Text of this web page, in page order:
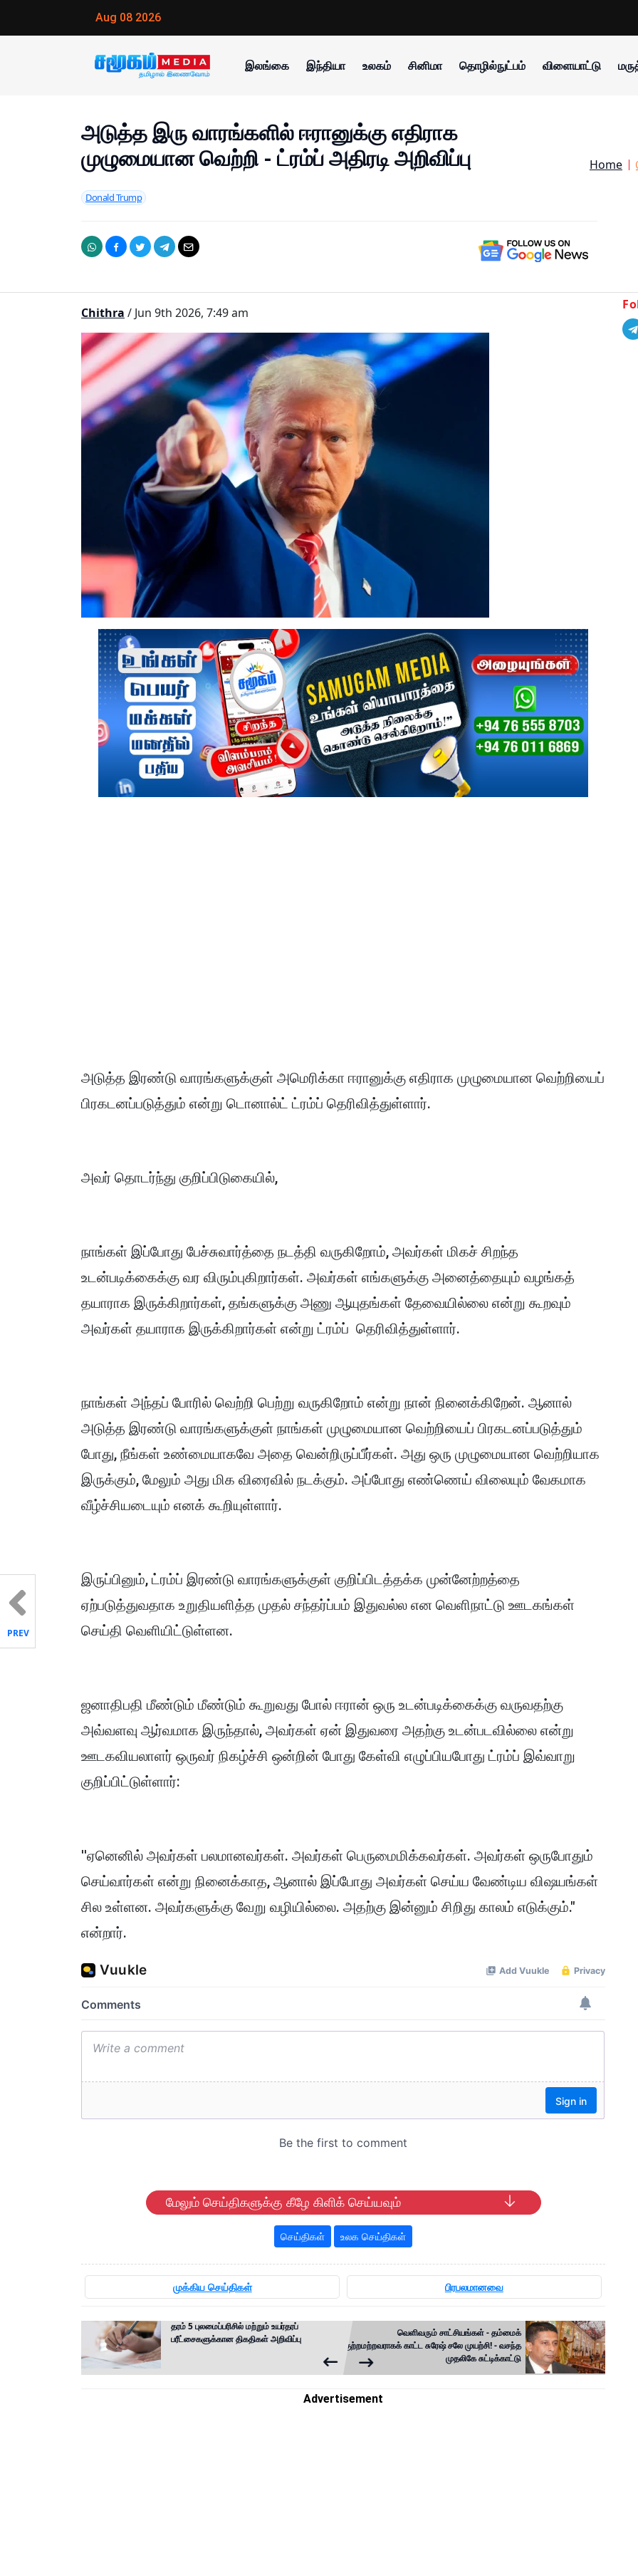
Aug 08 2026
இலங்கை இந்தியா உலகம் சினிமா தொழில்நுட்பம் விளையாட்டு
அடுத்த இரு வாரங்களில் ஈரானுக்கு எதிராக
முழுமையான வெற்றி - ட்ரம்ப் அதிரடி அறிவிப்பு
Donald Trump
Home
Chithra / Jun 9th 2026, 7:49 am
அடுத்த இரண்டு வாரங்களுக்குள் அமெரிக்கா ஈரானுக்கு எதிராக முழுமையான வெற்றியைப்
பிரகடனப்படுத்தும் என்று டொனால்ட் ட்ரம்ப் தெரிவித்துள்ளார்.
அவர் தொடர்ந்து குறிப்பிடுகையில்,
நாங்கள் இப்போது பேச்சுவார்த்தை நடத்தி வருகிறோம், அவர்கள் மிகச் சிறந்த
உடன்படிக்கைக்கு வர விரும்புகிறார்கள். அவர்கள் எங்களுக்கு அனைத்தையும் வழங்கத்
தயாராக இருக்கிறார்கள், தங்களுக்கு அணு ஆயுதங்கள் தேவையில்லை என்று கூறவும்
அவர்கள் தயாராக இருக்கிறார்கள் என்று ட்ரம்ப் தெரிவித்துள்ளார்.
நாங்கள் அந்தப் போரில் வெற்றி பெற்று வருகிறோம் என்று நான் நினைக்கிறேன். ஆனால்
அடுத்த இரண்டு வாரங்களுக்குள் நாங்கள் முழுமையான வெற்றியைப் பிரகடனப்படுத்தும்
போது, நீங்கள் உண்மையாகவே அதை வென்றிருப்பீர்கள். அது ஒரு முழுமையான வெற்றியாக
இருக்கும், மேலும் அது மிக விரைவில் நடக்கும். அப்போது எண்ணெய் விலையும் வேகமாக
வீழ்ச்சியடையும் எனக் கூறியுள்ளார்.
இருப்பினும், ட்ரம்ப் இரண்டு வாரங்களுக்குள் குறிப்பிடத்தக்க முன்னேற்றத்தை
ஏற்படுத்துவதாக உறுதியளித்த முதல் சந்தர்ப்பம் இதுவல்ல என வெளிநாட்டு ஊடகங்கள்
செய்தி வெளியிட்டுள்ளன.
ஜனாதிபதி மீண்டும் மீண்டும் கூறுவது போல் ஈரான் ஒரு உடன்படிக்கைக்கு வருவதற்கு
அவ்வளவு ஆர்வமாக இருந்தால், அவர்கள் ஏன் இதுவரை அதற்கு உடன்படவில்லை என்று
ஊடகவியலாளர் ஒருவர் நிகழ்ச்சி ஒன்றின் போது கேள்வி எழுப்பியபோது ட்ரம்ப் இவ்வாறு
குறிப்பிட்டுள்ளார்:
''ஏனெனில் அவர்கள் பலமானவர்கள். அவர்கள் பெருமைமிக்கவர்கள். அவர்கள் ஒருபோதும்
செய்வார்கள் என்று நினைக்காத, ஆனால் இப்போது அவர்கள் செய்ய வேண்டிய விஷயங்கள்
சில உள்ளன. அவர்களுக்கு வேறு வழியில்லை. அதற்கு இன்னும் சிறிது காலம் எடுக்கும்."
என்றார்.
மேலும் செய்திகளுக்கு கீழே கிளிக் செய்யவும்
செய்திகள் உலக செய்திகள்
முக்கிய செய்திகள் பிரபலமானவை
தரம் 5 புலமைப்பரிசில் மற்றும் உயர்தரப்
பரீட்சைகளுக்கான திகதிகள் அறிவிப்பு
வெளிவரும் சாட்சியங்கள் - தம்மைக்
குற்றமற்றவராகக் காட்ட சுரேஷ் சலே முயற்சி! - வசந்த
முதலிகே சுட்டிக்காட்டு
PREV
Advertisement